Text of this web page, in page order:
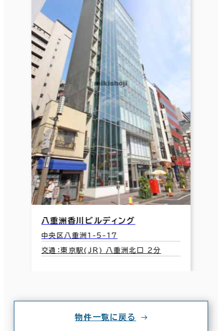
八重洲香川ビルディング
中央区八重洲1-5-17
交通：東京駅(JR) 八重洲北口 2分
物件一覧に戻る